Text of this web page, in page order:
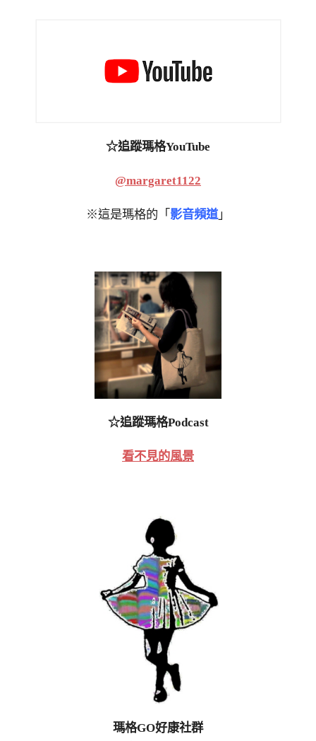
☆追蹤瑪格YouTube
@margaret1122
※這是瑪格的「 影音頻道」
☆追蹤瑪格Podcast
看不見的風景
瑪格GO好康社群